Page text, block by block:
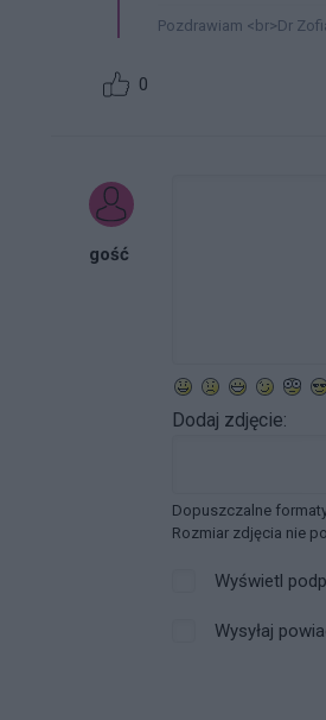
Pozdrawiam <br>Dr
0
gość
Dodaj zdjęcie:
Dopuszczalne
Rozmiar zdjęcia nie
Wyświetl
Wysyłaj